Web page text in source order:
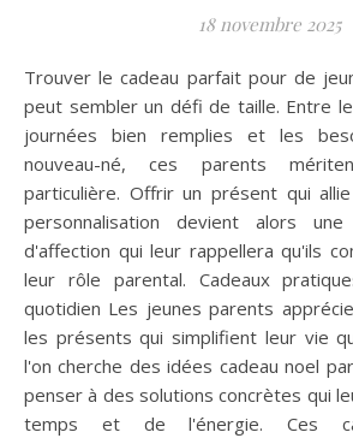
18 novembre 2025
Trouver le cadeau parfait pour de jeunes parents à Noël
peut sembler un défi de taille. Entre
journées bien remplies et les
nouveau-né, ces parents
particulière. Offrir un présent qui
personnalisation devient alors
d'affection qui leur rappellera qu'ils
leur rôle parental. Cadeaux
quotidien Les jeunes parents
les présents qui simplifient leur vie
l'on cherche des idées cadeau noel
penser à des solutions concrètes qui
temps et de l'énergie. Ces